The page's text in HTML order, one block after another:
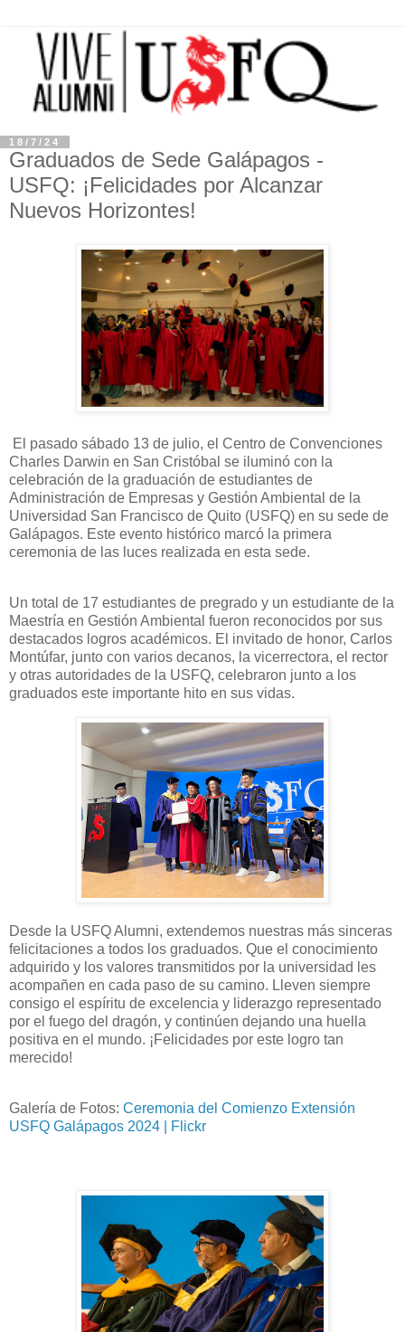
18/7/24
Graduados de Sede Galápagos -
USFQ: ¡Felicidades por Alcanzar
Nuevos Horizontes!
El pasado sábado 13 de julio, el Centro de Convenciones
Charles Darwin en San Cristóbal se iluminó con la
celebración de la graduación de estudiantes de
Administración de Empresas y Gestión Ambiental de la
Universidad San Francisco de Quito (USFQ) en su sede de
Galápagos. Este evento histórico marcó la primera
ceremonia de las luces realizada en esta sede.
Un total de 17 estudiantes de pregrado y un estudiante de la
Maestría en Gestión Ambiental fueron reconocidos por sus
destacados logros académicos. El invitado de honor, Carlos
Montúfar, junto con varios decanos, la vicerrectora, el rector
y otras autoridades de la USFQ, celebraron junto a los
graduados este importante hito en sus vidas.
Desde la USFQ Alumni, extendemos nuestras más sinceras
felicitaciones a todos los graduados. Que el conocimiento
adquirido y los valores transmitidos por la universidad les
acompañen en cada paso de su camino. Lleven siempre
consigo el espíritu de excelencia y liderazgo representado
por el fuego del dragón, y continúen dejando una huella
positiva en el mundo. ¡Felicidades por este logro tan
merecido!
Galería de Fotos: Ceremonia del Comienzo Extensión
USFQ Galápagos 2024 | Flickr